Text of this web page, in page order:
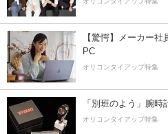
【驚愕】メーカー
PC
オリコンタイアップ特集
「別班のよう」腕
オリコンタイアップ特集